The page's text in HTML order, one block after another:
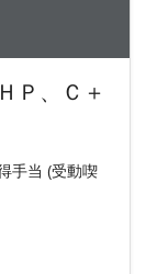
Ｐ、Ｃ＋
手当 (受動喫